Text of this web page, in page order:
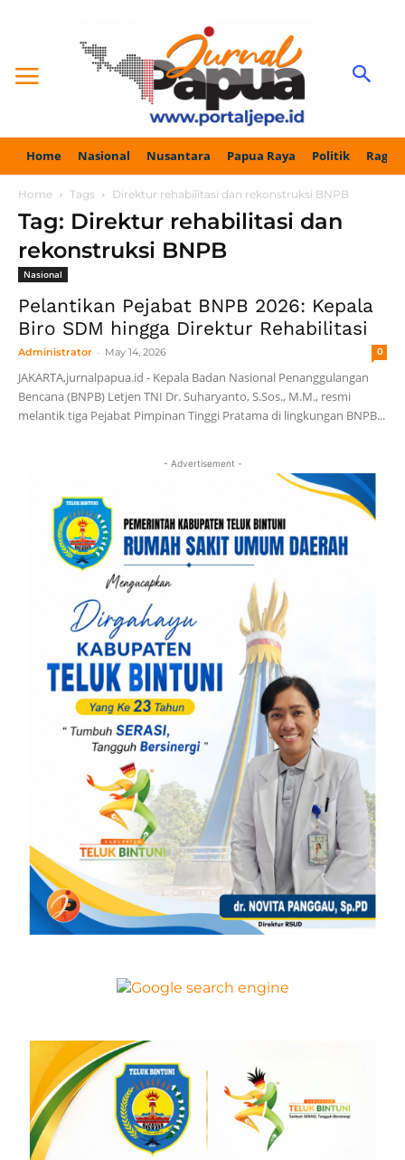
Home Nasional Nusantara Papua Raya Politik
Home Tags Direktur rehabilitasi dan rekonstruksi BNPB
Tag: Direktur rehabilitasi dan
rekonstruksi BNPB
Nasional
Pelantikan Pejabat BNPB 2026: Kepala
Biro SDM hingga Direktur Rehabilitasi
Administrator - May 14, 2026 0
JAKARTA,jurnalpapua.id - Kepala Badan Nasional Penanggulangan
Bencana (BNPB) Letjen TNI Dr. Suharyanto, S.Sos., M.M., resmi
melantik tiga Pejabat Pimpinan Tinggi Pratama di lingkungan BNPB...
- Advertisement -